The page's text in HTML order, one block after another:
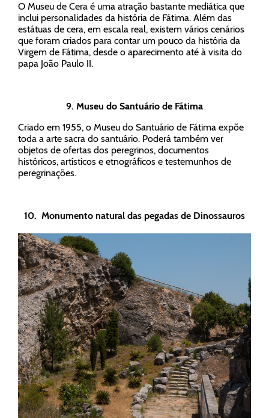
O Museu de Cera é uma atração bastante mediática que
inclui personalidades da história de Fátima. Além das
estátuas de cera, em escala real, existem vários cenários
que foram criados para contar um pouco da história da
Virgem de Fátima, desde o aparecimento até à visita do
papa João Paulo II.
9. Museu do Santuário de Fátima
Criado em 1955, o Museu do Santuário de Fátima expõe
toda a arte sacra do santuário. Poderá também ver
objetos de ofertas dos peregrinos, documentos
históricos, artísticos e etnográficos e testemunhos de
peregrinações.
10. Monumento natural das pegadas de Dinossauros